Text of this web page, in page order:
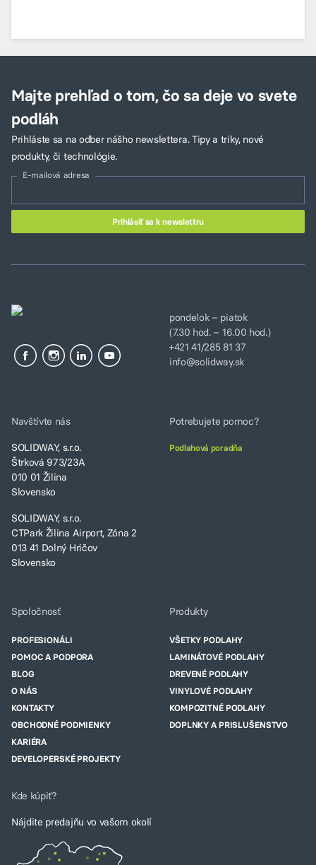
Majte prehľad o tom, čo sa deje vo svete
podláh
Prihláste sa na odber nášho newslettera. Tipy a triky, nové
produkty, či technológie.
E-mailová adresa
pondelok – piatok
(7.30 hod. – 16.00 hod.)
+421 41/285 81 37
info@solidway.sk
Navštívte nás
SOLIDWAY, s.r.o.
Štrková 973/23A
010 01 Žilina
Slovensko
SOLIDWAY, s.r.o.
CTPark Žilina Airport, Zóna 2
013 41 Dolný Hričov
Slovensko
Potrebujete pomoc?
Podlahová poradňa
Spoločnosť
PROFESIONÁLI
POMOC A PODPORA
BLOG
O NÁS
KONTAKTY
OBCHODNÉ PODMIENKY
KARIÉRA
DEVELOPERSKÉ PROJEKTY
Produkty
VŠETKY PODLAHY
LAMINÁTOVÉ PODLAHY
DREVENÉ PODLAHY
VINYLOVÉ PODLAHY
KOMPOZITNÉ PODLAHY
DOPLNKY A PRISLUŠENSTVO
Kde kúpiť?
Nájdite predajňu vo vašom okolí